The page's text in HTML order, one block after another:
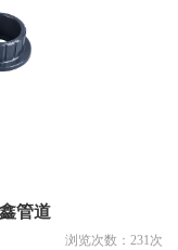
管道
浏览次数： 231次